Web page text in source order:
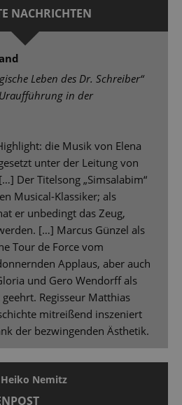
NACHRICHTEN
Leben des Dr. Schreiber“
in der
die Musik von Elena
unter der Leitung von
Der Titelsong „Simsalabim“
Musical-Klassiker; als
er unbedingt das Zeug,
[…] Marcus Günzel als
Tour de Force vom
Applaus, aber auch
und Gero Wendorff als
Regisseur Matthias
mitreißend inszeniert
der bezwingenden Ästhetik.
Nemitz